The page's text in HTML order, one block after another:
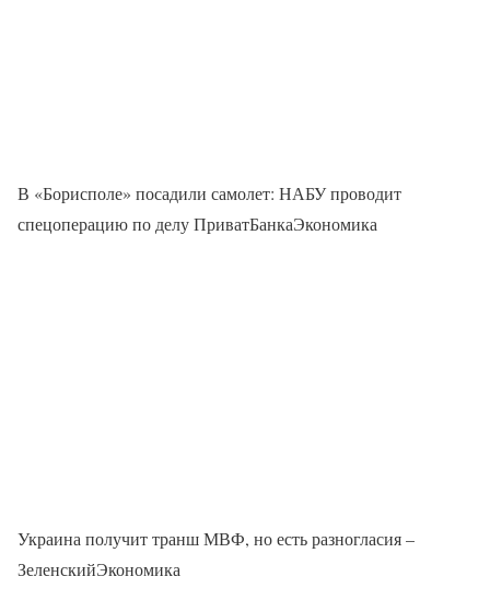
В «Борисполе» посадили самолет: НАБУ проводит
спецоперацию по делу ПриватБанкаЭкономика
Украина получит транш МВФ, но есть разногласия –
ЗеленскийЭкономика